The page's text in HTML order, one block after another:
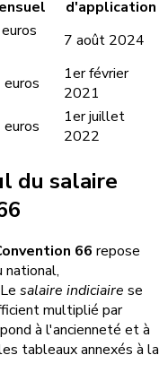
d'application
7 août 2024
1er février
2021
1er juillet
2022
du salaire
66 repose
national,
salaire indiciaire se
multiplié par
à l'ancienneté et à
tableaux annexés à la